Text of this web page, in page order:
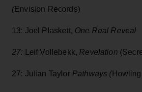
(Envision Records)
13: Joel Plaskett, One Real Reveal
27: Leif Vollebekk, Revelation
27: Julian Taylor Pathways (Howling